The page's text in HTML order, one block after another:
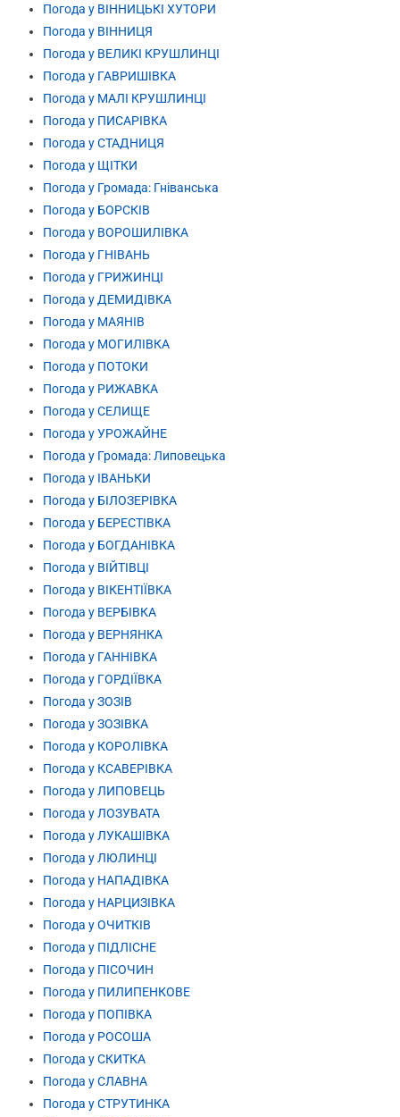
Погода у ВІННИЦЬКІ ХУТОРИ
Погода у ВІННИЦЯ
Погода у ВЕЛИКІ КРУШЛИНЦІ
Погода у ГАВРИШІВКА
Погода у МАЛІ КРУШЛИНЦІ
Погода у ПИСАРІВКА
Погода у СТАДНИЦЯ
Погода у ЩІТКИ
Погода у Громада: Гніванська
Погода у БОРСКІВ
Погода у ВОРОШИЛІВКА
Погода у ГНІВАНЬ
Погода у ГРИЖИНЦІ
Погода у ДЕМИДІВКА
Погода у МАЯНІВ
Погода у МОГИЛІВКА
Погода у ПОТОКИ
Погода у РИЖАВКА
Погода у СЕЛИЩЕ
Погода у УРОЖАЙНЕ
Погода у Громада: Липовецька
Погода у ІВАНЬКИ
Погода у БІЛОЗЕРІВКА
Погода у БЕРЕСТІВКА
Погода у БОГДАНІВКА
Погода у ВІЙТІВЦІ
Погода у ВІКЕНТІЇВКА
Погода у ВЕРБІВКА
Погода у ВЕРНЯНКА
Погода у ГАННІВКА
Погода у ГОРДІЇВКА
Погода у ЗОЗІВ
Погода у ЗОЗІВКА
Погода у КОРОЛІВКА
Погода у КСАВЕРІВКА
Погода у ЛИПОВЕЦЬ
Погода у ЛОЗУВАТА
Погода у ЛУКАШІВКА
Погода у ЛЮЛИНЦІ
Погода у НАПАДІВКА
Погода у НАРЦИЗІВКА
Погода у ОЧИТКІВ
Погода у ПІДЛІСНЕ
Погода у ПІСОЧИН
Погода у ПИЛИПЕНКОВЕ
Погода у ПОПІВКА
Погода у РОСОША
Погода у СКИТКА
Погода у СЛАВНА
Погода у СТРУТИНКА